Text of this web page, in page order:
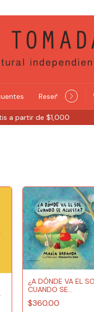
a partir de $1,000
Reseñas y
¿A DÓNDE VA EL
CUANDO SE
ACUESTA?
$360.00